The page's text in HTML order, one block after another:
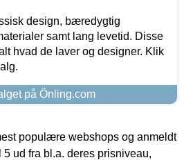
design, bæredygtig
samt lang levetid. Disse
hvad de laver og designer. Klik
på Önling.com
populære webshops og anmeldt
ud fra bl.a. deres prisniveau,